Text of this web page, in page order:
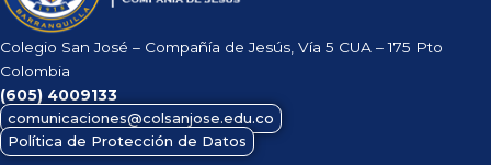
Colegio San José – Compañía de Jesús, Vía 5 CUA – 175 Pto
Colombia
(605) 4009133
comunicaciones@colsanjose.edu.co
Política de Protección de Datos